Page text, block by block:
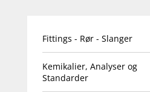
Fittings - Rør - Slanger
Kemikalier, Analyser og
Standarder